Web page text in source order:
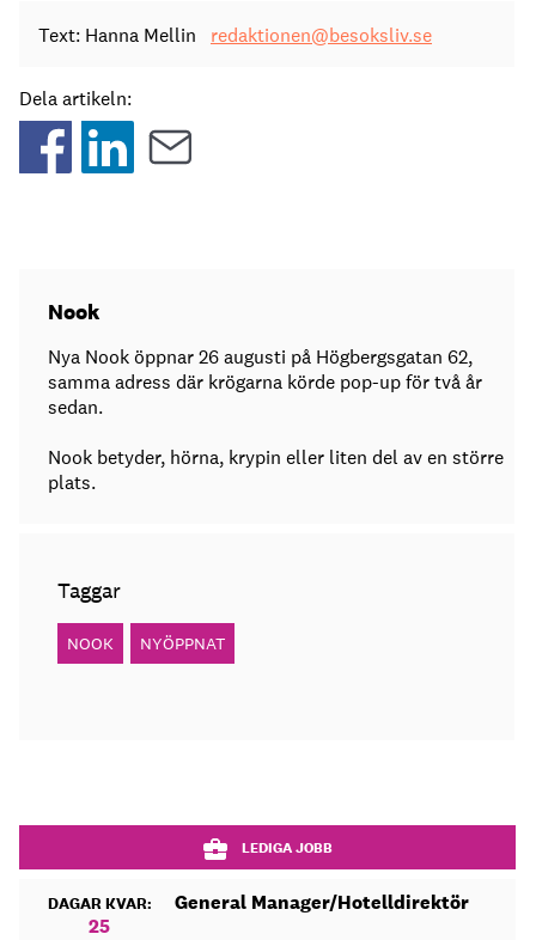
Text: Hanna Mellin redaktionen@besoksliv.se
Dela artikeln:
Nook
Nya Nook öppnar 26 augusti på Högbergsgatan 62,
samma adress där krögarna körde pop-up för två år
sedan.
Nook betyder, hörna, krypin eller liten del av en större
plats.
Taggar
NOOK NYÖPPNAT
LEDIGA JOBB
DAGAR KVAR:
25
General Manager/Hotelldirektör